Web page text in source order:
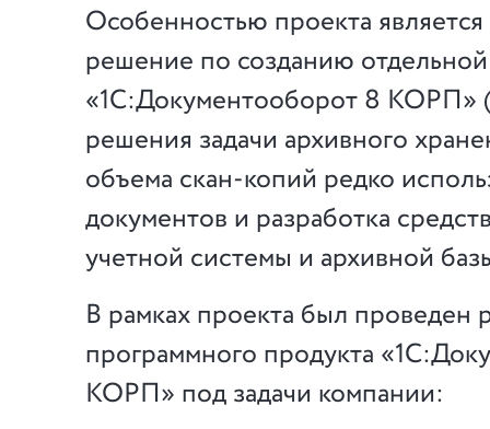
Особенностью проекта
решение по созданию
«1С:Документооборот 8 КОРП»
решения задачи архивного
объема скан-копий редко
документов и разработка
учетной системы и архивной
В рамках проекта был проведен
программного продукта
КОРП» под задачи компании: